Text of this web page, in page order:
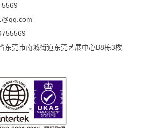
东莞市南城街道东莞艺展中心B8栋3楼